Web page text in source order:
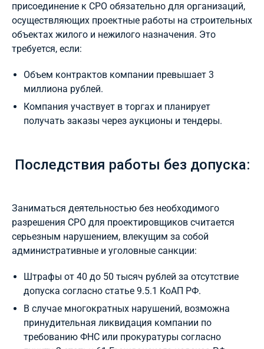
присоединение к СРО обязательно для организаций,
осуществляющих проектные работы на строительных
объектах жилого и нежилого назначения. Это
требуется, если:
Объем контрактов компании превышает 3
миллиона рублей.
Компания участвует в торгах и планирует
получать заказы через аукционы и тендеры.
Последствия работы без допуска:
Заниматься деятельностью без необходимого
разрешения СРО для проектировщиков считается
серьезным нарушением, влекущим за собой
административные и уголовные санкции:
Штрафы от 40 до 50 тысяч рублей за отсутствие
допуска согласно статье 9.5.1 КоАП РФ.
В случае многократных нарушений, возможна
принудительная ликвидация компании по
требованию ФНС или прокуратуры согласно